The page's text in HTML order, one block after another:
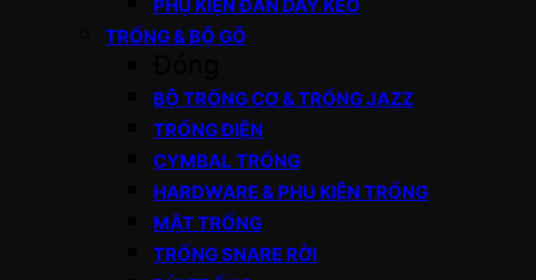
PHỤ KIỆN ĐÀN DÂY KÉO
TRỐNG & BỘ GÕ
BỘ TRỐNG CƠ & TRỐNG JAZZ
TRỐNG ĐIỆN
CYMBAL TRỐNG
HARDWARE & PHỤ KIỆN TRỐNG
MẶT TRỐNG
TRỐNG SNARE RỜI